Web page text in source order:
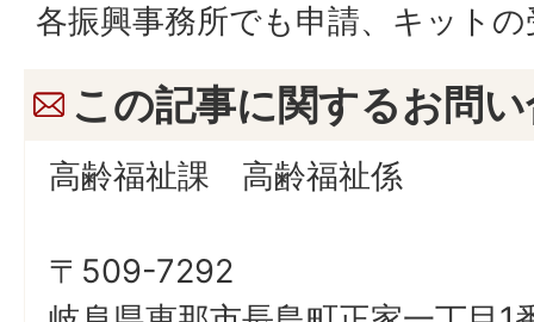
各振興事務所でも申請、キット
この記事に関するお問
高齢福祉課 高齢福祉係
〒509-7292